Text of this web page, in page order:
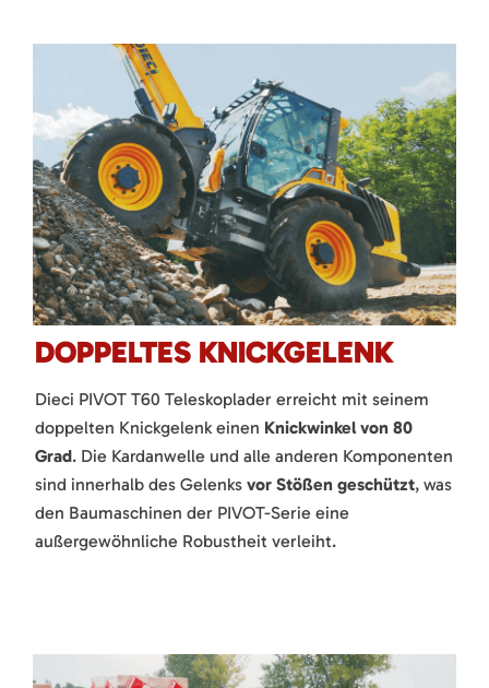
DOPPELTES KNICKGELENK
Dieci PIVOT T60 Teleskoplader erreicht mit seinem
doppelten Knickgelenk einen Knickwinkel von 80
Grad. Die Kardanwelle und alle anderen Komponenten
sind innerhalb des Gelenks vor Stößen geschützt, was
den Baumaschinen der PIVOT-Serie eine
außergewöhnliche Robustheit verleiht.